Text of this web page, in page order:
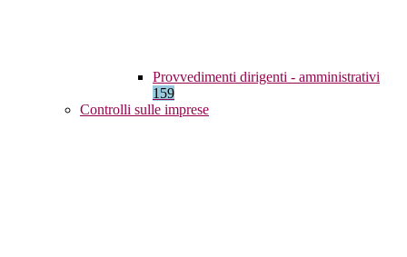
Provvedimenti dirigenti - amministrativi
159
Controlli sulle imprese